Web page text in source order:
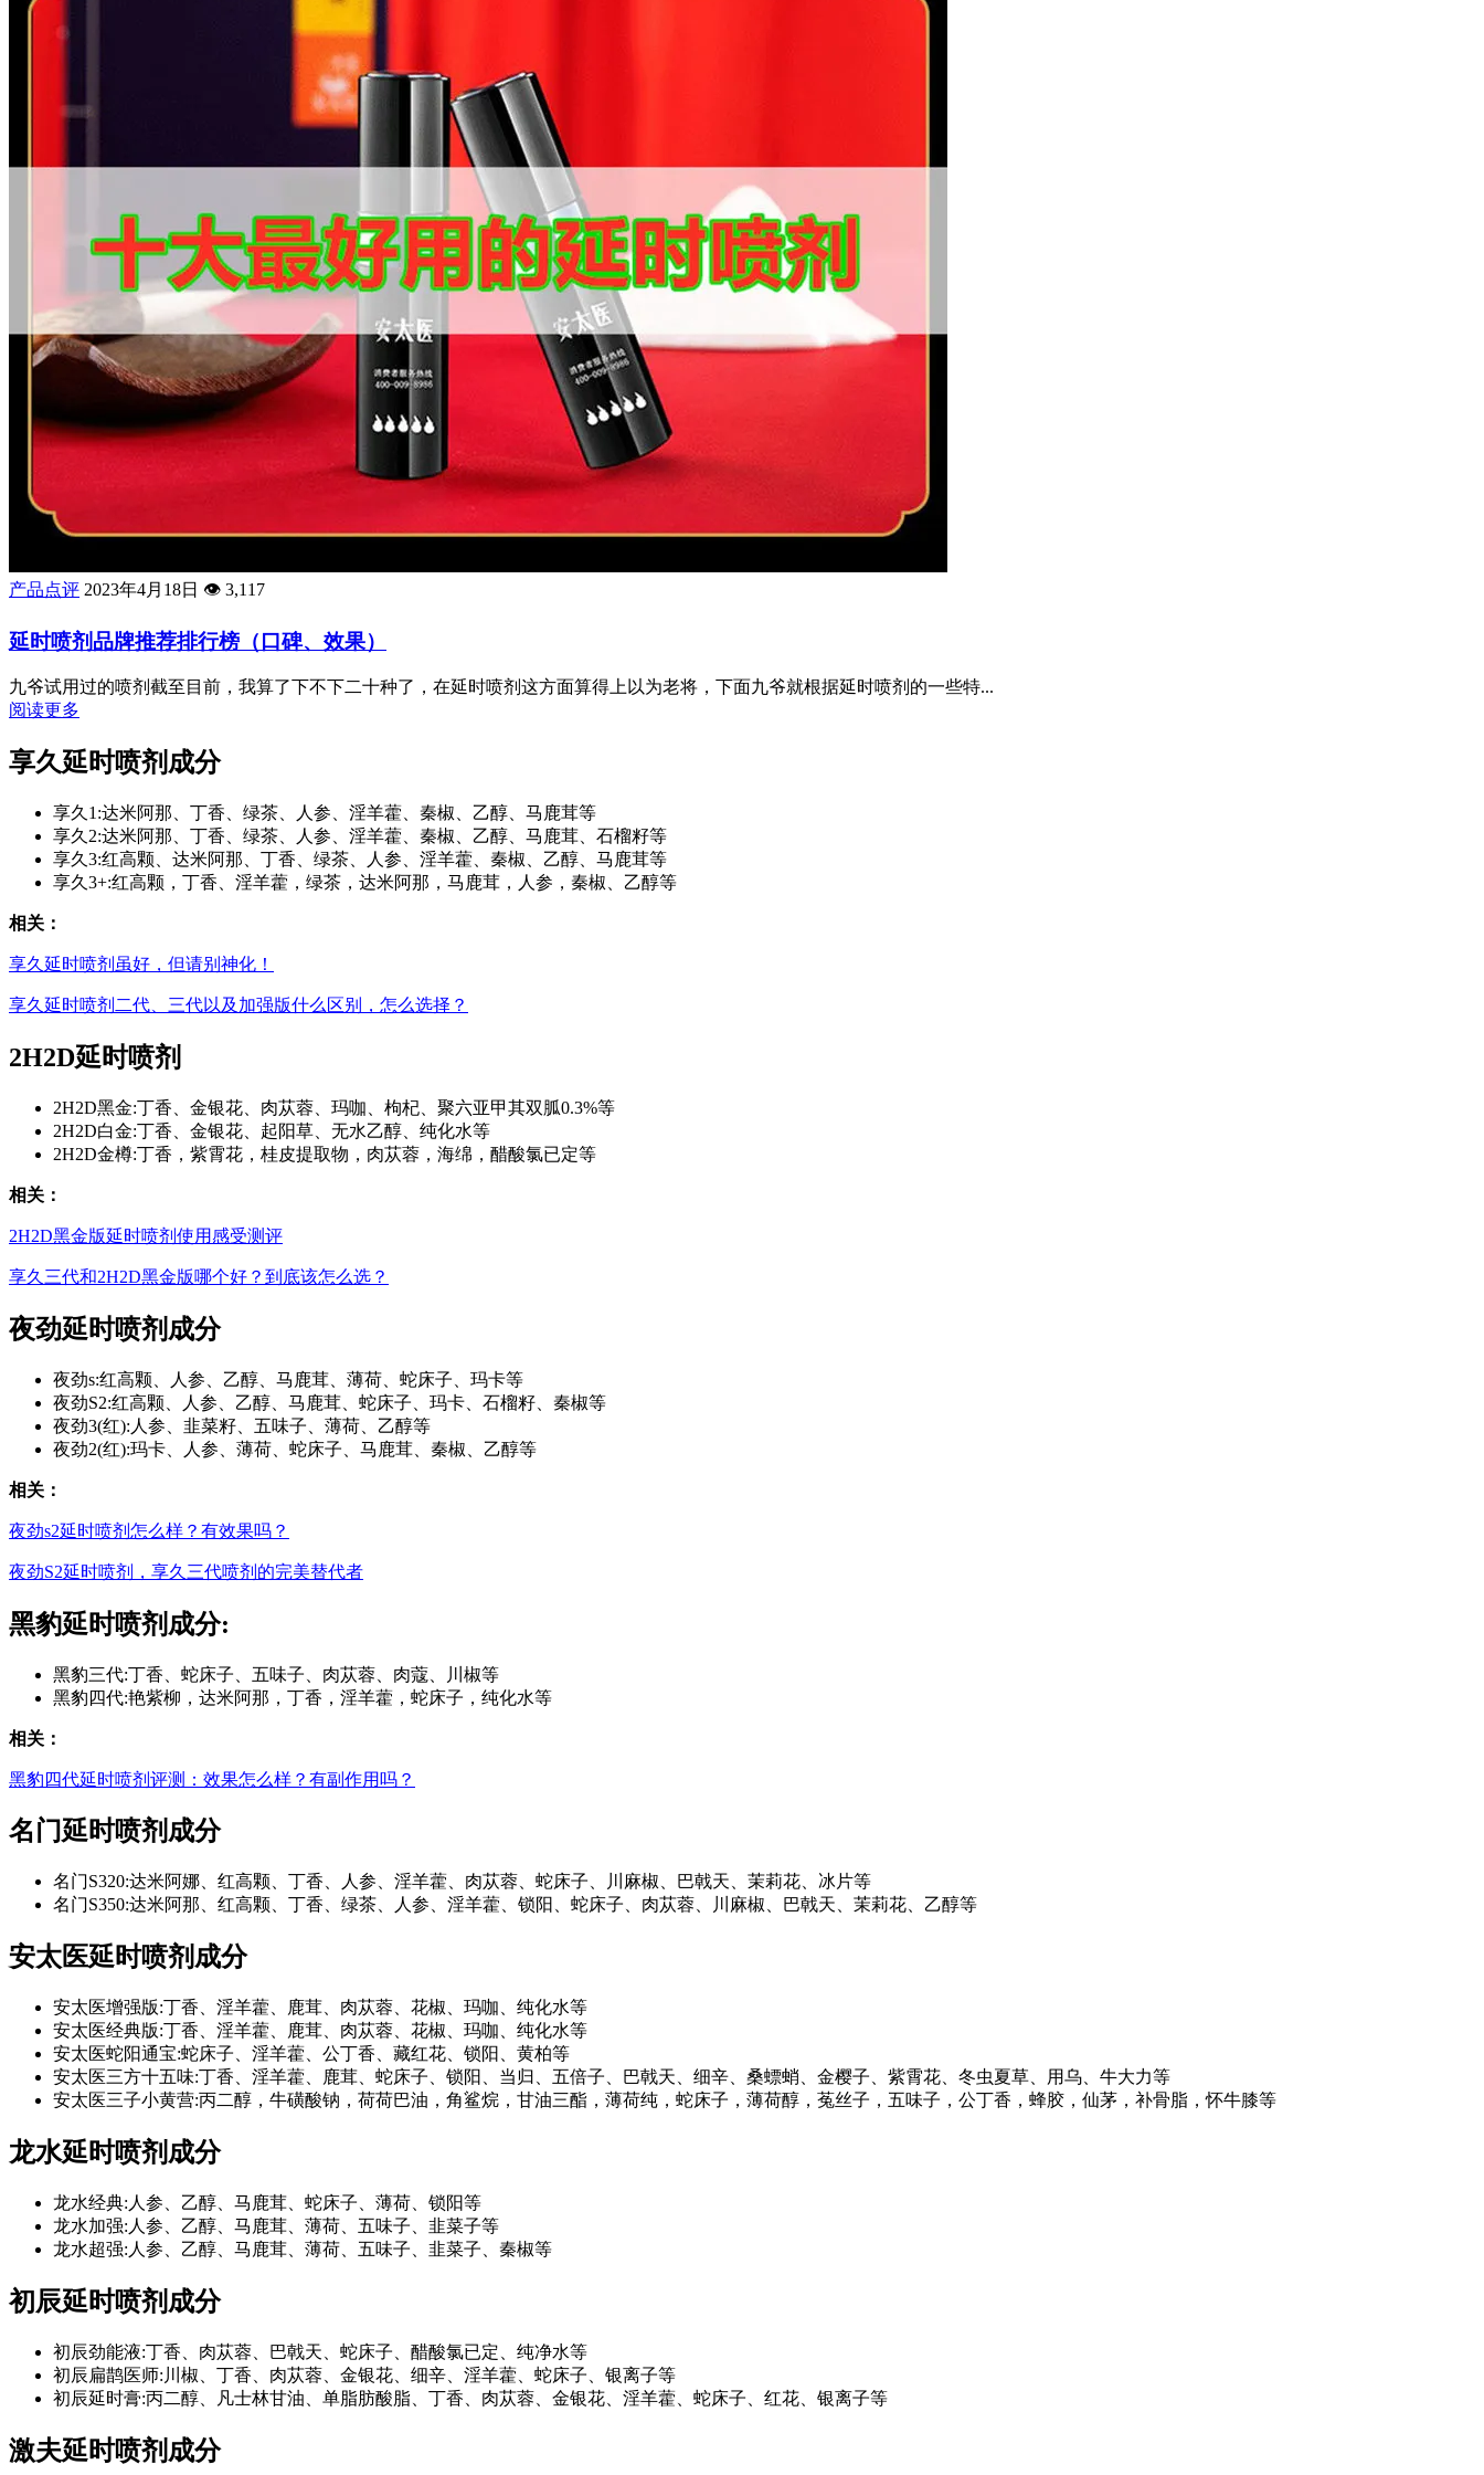
产品点评 2023年4月18日 👁️ 3,117
延时喷剂品牌推荐排行榜（口碑、效果）
九爷试用过的喷剂截至目前，我算了下不下二十种了，在延时喷剂这方面算得上以为老将，下面九爷就根据延时喷剂的一些特...
阅读更多
享久延时喷剂成分
享久1:达米阿那、丁香、绿茶、人参、淫羊藿、秦椒、乙醇、马鹿茸等
享久2:达米阿那、丁香、绿茶、人参、淫羊藿、秦椒、乙醇、马鹿茸、石榴籽等
享久3:红高颗、达米阿那、丁香、绿茶、人参、淫羊藿、秦椒、乙醇、马鹿茸等
享久3+:红高颗，丁香、淫羊藿，绿茶，达米阿那，马鹿茸，人参，秦椒、乙醇等
相关：
享久延时喷剂虽好，但请别神化！
享久延时喷剂二代、三代以及加强版什么区别，怎么选择？
2H2D延时喷剂
2H2D黑金:丁香、金银花、肉苁蓉、玛咖、枸杞、聚六亚甲其双胍0.3%等
2H2D白金:丁香、金银花、起阳草、无水乙醇、纯化水等
2H2D金樽:丁香，紫霄花，桂皮提取物，肉苁蓉，海绵，醋酸氯已定等
相关：
2H2D黑金版延时喷剂使用感受测评
享久三代和2H2D黑金版哪个好？到底该怎么选？
夜劲延时喷剂成分
夜劲s:红高颗、人参、乙醇、马鹿茸、薄荷、蛇床子、玛卡等
夜劲S2:红高颗、人参、乙醇、马鹿茸、蛇床子、玛卡、石榴籽、秦椒等
夜劲3(红):人参、韭菜籽、五味子、薄荷、乙醇等
夜劲2(红):玛卡、人参、薄荷、蛇床子、马鹿茸、秦椒、乙醇等
相关：
夜劲s2延时喷剂怎么样？有效果吗？
夜劲S2延时喷剂，享久三代喷剂的完美替代者
黑豹延时喷剂成分:
黑豹三代:丁香、蛇床子、五味子、肉苁蓉、肉蔻、川椒等
黑豹四代:艳紫柳，达米阿那，丁香，淫羊藿，蛇床子，纯化水等
相关：
黑豹四代延时喷剂评测：效果怎么样？有副作用吗？
名门延时喷剂成分
名门S320:达米阿娜、红高颗、丁香、人参、淫羊藿、肉苁蓉、蛇床子、川麻椒、巴戟天、茉莉花、冰片等
名门S350:达米阿那、红高颗、丁香、绿茶、人参、淫羊藿、锁阳、蛇床子、肉苁蓉、川麻椒、巴戟天、茉莉花、乙醇等
安太医延时喷剂成分
安太医增强版:丁香、淫羊藿、鹿茸、肉苁蓉、花椒、玛咖、纯化水等
安太医经典版:丁香、淫羊藿、鹿茸、肉苁蓉、花椒、玛咖、纯化水等
安太医蛇阳通宝:蛇床子、淫羊藿、公丁香、藏红花、锁阳、黄柏等
安太医三方十五味:丁香、淫羊藿、鹿茸、蛇床子、锁阳、当归、五倍子、巴戟天、细辛、桑螵蛸、金樱子、紫霄花、冬虫夏草、用乌、牛大力等
安太医三子小黄营:丙二醇，牛磺酸钠，荷荷巴油，角鲨烷，甘油三酯，薄荷纯，蛇床子，薄荷醇，菟丝子，五味子，公丁香，蜂胶，仙茅，补骨脂，怀牛膝等
龙水延时喷剂成分
龙水经典:人参、乙醇、马鹿茸、蛇床子、薄荷、锁阳等
龙水加强:人参、乙醇、马鹿茸、薄荷、五味子、韭菜子等
龙水超强:人参、乙醇、马鹿茸、薄荷、五味子、韭菜子、秦椒等
初辰延时喷剂成分
初辰劲能液:丁香、肉苁蓉、巴戟天、蛇床子、醋酸氯已定、纯净水等
初辰扁鹊医师:川椒、丁香、肉苁蓉、金银花、细辛、淫羊藿、蛇床子、银离子等
初辰延时膏:丙二醇、凡士林甘油、单脂肪酸脂、丁香、肉苁蓉、金银花、淫羊藿、蛇床子、红花、银离子等
激夫延时喷剂成分